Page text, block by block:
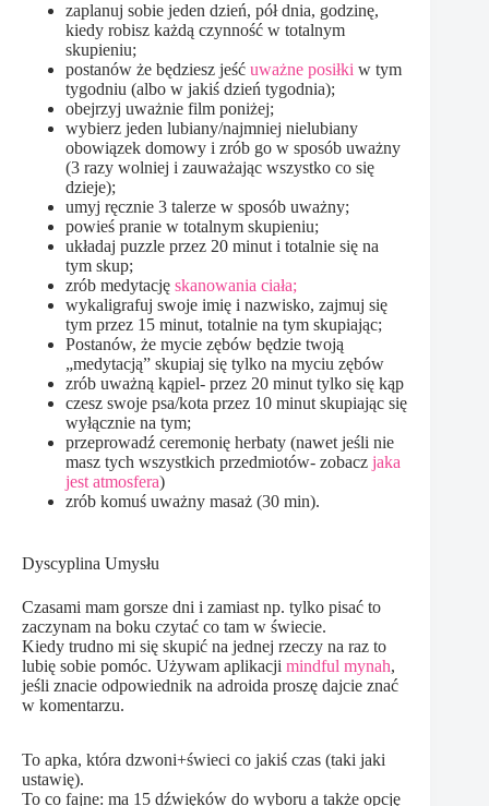
zaplanuj sobie jeden dzień, pół dnia, godzinę,
kiedy robisz każdą czynność w totalnym
skupieniu;
postanów że będziesz jeść uważne posiłki w tym
tygodniu (albo w jakiś dzień tygodnia);
obejrzyj uważnie film poniżej;
wybierz jeden lubiany/najmniej nielubiany
obowiązek domowy i zrób go w sposób uważny
(3 razy wolniej i zauważając wszystko co się
dzieje);
umyj ręcznie 3 talerze w sposób uważny;
powieś pranie w totalnym skupieniu;
układaj puzzle przez 20 minut i totalnie się na
tym skup;
zrób medytację skanowania ciała;
wykaligrafuj swoje imię i nazwisko, zajmuj się
tym przez 15 minut, totalnie na tym skupiając;
Postanów, że mycie zębów będzie twoją
„medytacją” skupiaj się tylko na myciu zębów
zrób uważną kąpiel- przez 20 minut tylko się kąp
czesz swoje psa/kota przez 10 minut skupiając się
wyłącznie na tym;
przeprowadź ceremonię herbaty (nawet jeśli nie
masz tych wszystkich przedmiotów- zobacz jaka
jest atmosfera)
zrób komuś uważny masaż (30 min).
Dyscyplina Umysłu
Czasami mam gorsze dni i zamiast np. tylko pisać to
zaczynam na boku czytać co tam w świecie.
Kiedy trudno mi się skupić na jednej rzeczy na raz to
lubię sobie pomóc. Używam aplikacji mindful mynah,
jeśli znacie odpowiednik na adroida proszę dajcie znać
w komentarzu.
To apka, która dzwoni+świeci co jakiś czas (taki jaki
ustawię).
To co fajne: ma 15 dźwięków do wyboru a także opcję